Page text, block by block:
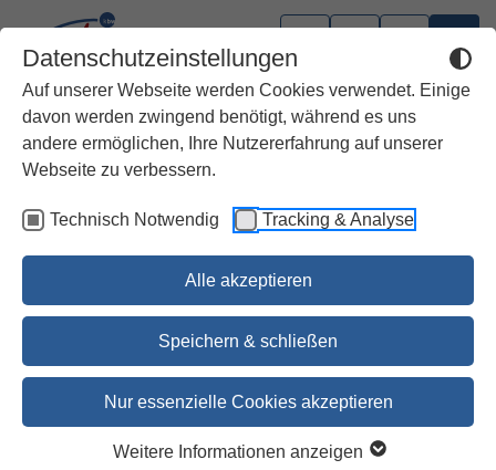
Datenschutzeinstellungen
Auf unserer Webseite werden Cookies verwendet. Einige
davon werden zwingend benötigt, während es uns
andere ermöglichen, Ihre Nutzererfahrung auf unserer
Webseite zu verbessern.
Technisch Notwendig Tracking & Analyse
Alle akzeptieren
Speichern & schließen
Nur essenzielle Cookies akzeptieren
Weitere Informationen anzeigen
Echt jetzt, Mirjam?! Die